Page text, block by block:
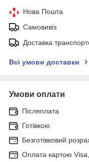
Нова Пошта
Самовивіз
Доставка
Всі умови доставки
Умови оплати
Післяплата
Готівкою
Безготівковий
Оплата картою